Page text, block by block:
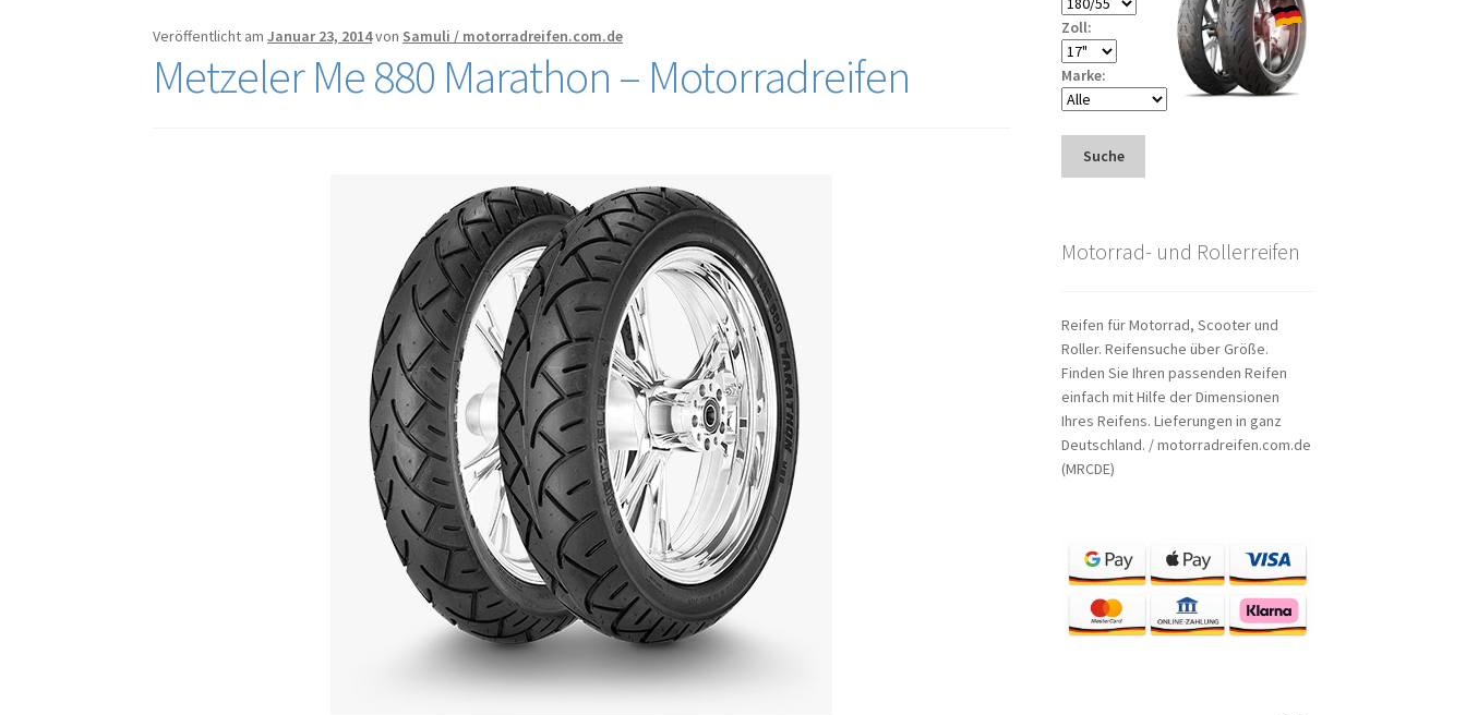
Veröffentlicht amJanuar 23, 2014von Samuli / motorradreifen.com.de
Metzeler Me 880 Marathon – Motorradreifen
Zoll:
Marke:
Suche
Motorrad- und Rollerreifen
Reifen für Motorrad, Scooter und
Roller. Reifensuche über Größe.
Finden Sie Ihren passenden Reifen
einfach mit Hilfe der Dimensionen
Ihres Reifens. Lieferungen in ganz
Deutschland. / motorradreifen.com.de
(MRCDE)